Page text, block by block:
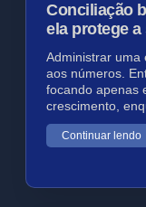
Conciliação
ela protege
Administrar uma
aos números.
focando apenas
crescimento,
Continuar lendo